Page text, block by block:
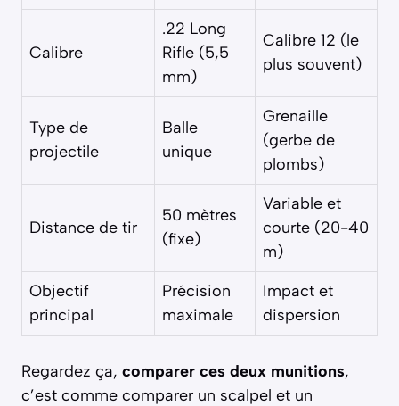
Calibre
.22 Long
Rifle (5,5
mm)
Calibre 12 (le
plus souvent)
Type de
projectile
Balle
unique
Grenaille
(gerbe de
plombs)
Distance de tir
50 mètres
(fixe)
Variable et
courte (20-40
m)
Objectif
principal
Précision
maximale
Impact et
dispersion
Regardez ça, comparer ces deux munitions,
c’est comme comparer un scalpel et un